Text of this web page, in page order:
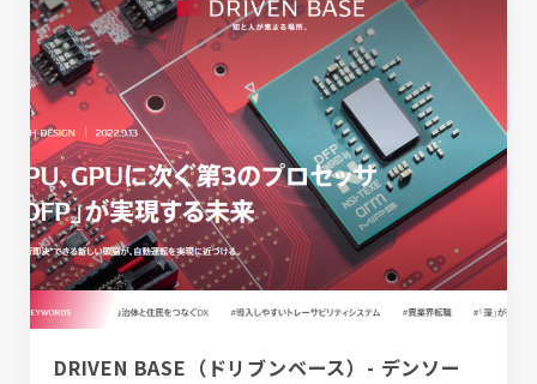
DRIVEN BASE（ドリブンベース）- デンソー